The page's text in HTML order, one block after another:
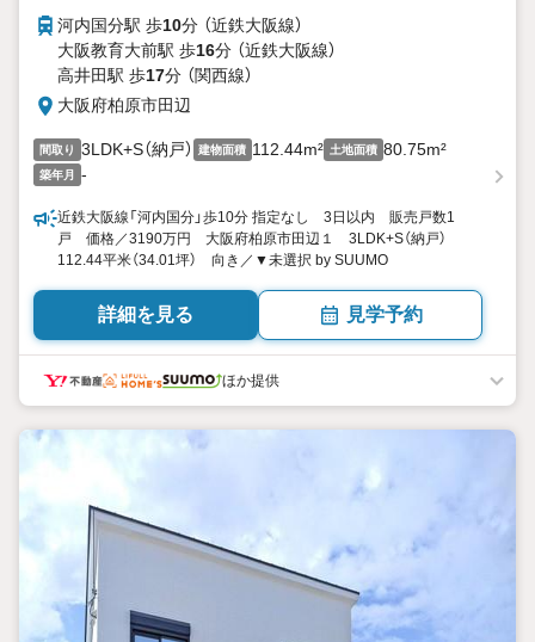
河内国分駅 歩10分 （近鉄大阪線）
大阪教育大前駅 歩16分 （近鉄大阪線）
高井田駅 歩17分 （関西線）
大阪府柏原市田辺
間取り 3LDK+S（納戸） 建物面積 112.44m² 土地面積 80.75m²
築年月 -
近鉄大阪線「河内国分」歩10分 指定なし 3日以内 販売戸数1
戸 価格／3190万円 大阪府柏原市田辺１ 3LDK+S（納戸）
112.44平米（34.01坪） 向き／▼未選択 by SUUMO
詳細を見る 見学予約
ほか提供